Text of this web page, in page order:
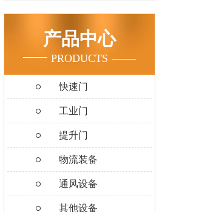
产品中心
PRODUCTS
快速门
工业门
提升门
物流装备
通风设备
其他设备